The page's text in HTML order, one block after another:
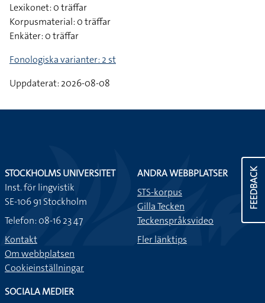
Lexikonet: 0 träffar
Korpusmaterial: 0 träffar
Enkäter: 0 träffar
Fonologiska varianter: 2 st
Uppdaterat: 2026-08-08
FEEDBACK
STOCKHOLMS UNIVERSITET
Inst. för lingvistik
SE-106 91 Stockholm
Telefon: 08-16 23 47
Kontakt
Om webbplatsen
Cookieinställningar
ANDRA WEBBPLATSER
STS-korpus
Gilla Tecken
Teckenspråksvideo
Fler länktips
SOCIALA MEDIER